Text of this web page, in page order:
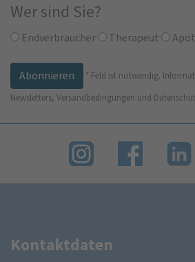
Wer sind Sie?
Endverbraucher Therapeut
* Feld ist notwendig.
Newsletters, Versandbedingungen und
Kontaktdaten